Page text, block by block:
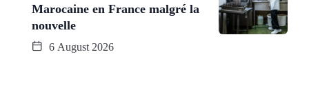
Marocaine en France malgré la
nouvelle
6 August 2026